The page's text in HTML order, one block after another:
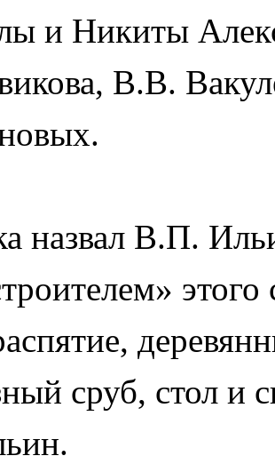
и Никиты
В.В.
назвал В.П.
сруб, стол и